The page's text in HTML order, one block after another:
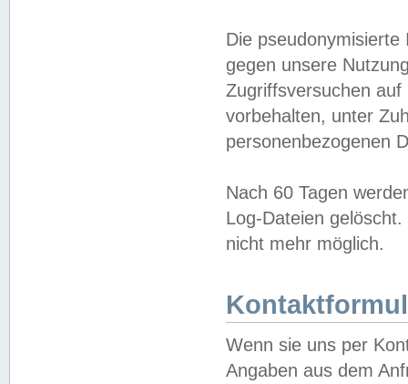
Die
gegen unsere
Zugriffsversuchen
vorbehalten, unter
personenbezogenen
Nach 60 Tagen
Log-Dateien
nicht mehr möglich.
Wenn sie uns per
Angaben aus dem